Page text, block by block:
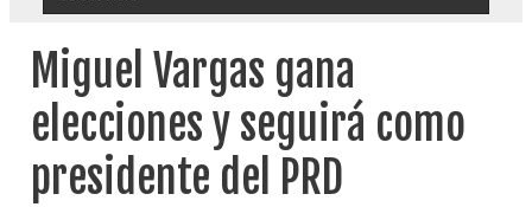
Miguel Vargas gana
elecciones y seguirá como
presidente del PRD